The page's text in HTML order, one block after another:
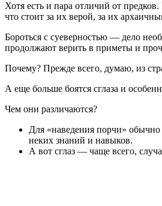
Хотя есть и пара отличий от
что стоит за их верой, за их
Бороться с суеверностью — дело
продолжают верить в приметы и
Почему? Прежде всего, думаю, из
А еще больше боятся сглаза и
Чем они различаются?
Для «наведения порчи» обычно
неких знаний и навыков.
А вот сглаз — чаще всего,